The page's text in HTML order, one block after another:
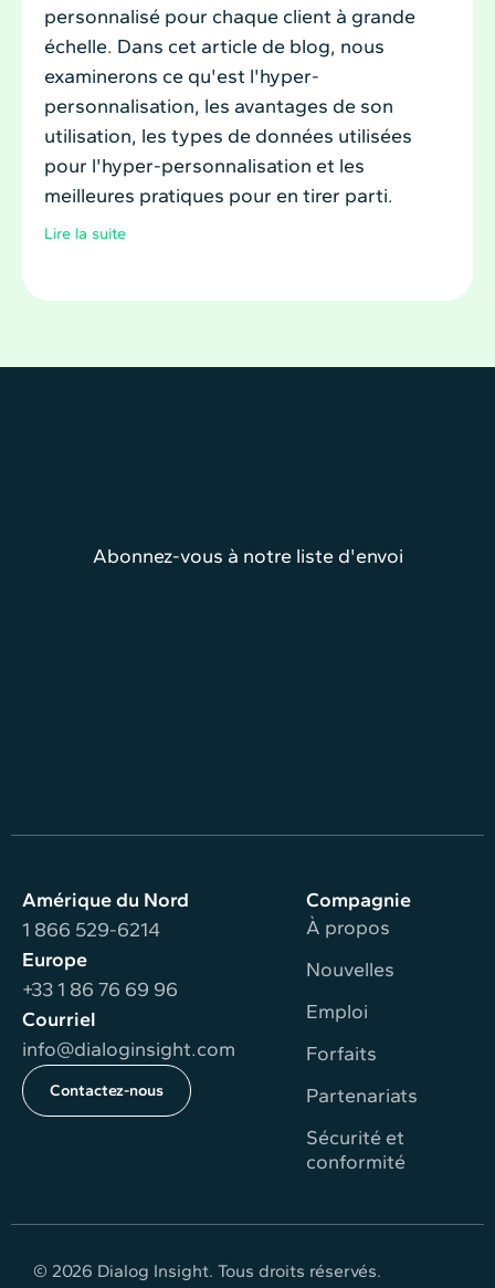
personnalisé pour chaque client à grande
échelle. Dans cet article de blog, nous
examinerons ce qu'est l'hyper-
personnalisation, les avantages de son
utilisation, les types de données utilisées
pour l'hyper-personnalisation et les
meilleures pratiques pour en tirer parti.
Lire la suite
Abonnez-vous à notre liste d'envoi
Amérique du Nord
1 866 529-6214
Europe
+33 1 86 76 69 96
Courriel
info@dialoginsight.com
Contactez-nous
Compagnie
À propos
Nouvelles
Emploi
Forfaits
Partenariats
Sécurité et
conformité
© 2026 Dialog Insight. Tous droits réservés.